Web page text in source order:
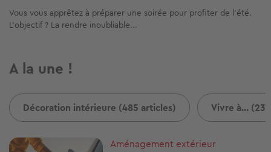
Vous vous apprêtez à préparer une soirée pour profiter de l’été.
L’objectif ? La rendre inoubliable...
A la une !
Décoration intérieure (485 articles) Vivre à...
Image
Aménagement extérieur